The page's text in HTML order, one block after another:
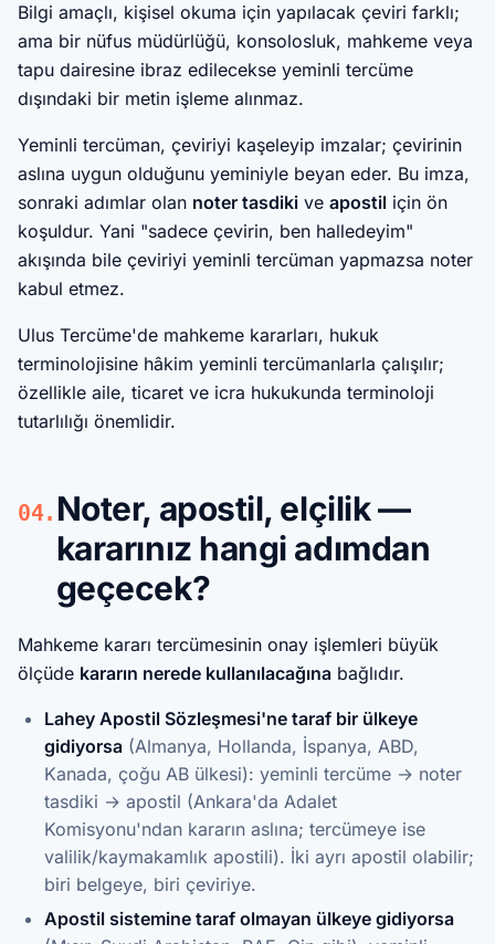
Bilgi amaçlı, kişisel okuma için yapılacak çeviri farklı;
ama bir nüfus müdürlüğü, konsolosluk, mahkeme veya
tapu dairesine ibraz edilecekse yeminli tercüme
dışındaki bir metin işleme alınmaz.
Yeminli tercüman, çeviriyi kaşeleyip imzalar; çevirinin
aslına uygun olduğunu yeminiyle beyan eder. Bu imza,
sonraki adımlar olan noter tasdiki ve apostil için ön
koşuldur. Yani "sadece çevirin, ben halledeyim"
akışında bile çeviriyi yeminli tercüman yapmazsa noter
kabul etmez.
Ulus Tercüme'de mahkeme kararları, hukuk
terminolojisine hâkim yeminli tercümanlarla çalışılır;
özellikle aile, ticaret ve icra hukukunda terminoloji
tutarlılığı önemlidir.
04. Noter, apostil, elçilik —
kararınız hangi adımdan
geçecek?
Mahkeme kararı tercümesinin onay işlemleri büyük
ölçüde kararın nerede kullanılacağına bağlıdır.
Lahey Apostil Sözleşmesi'ne taraf bir ülkeye
gidiyorsa (Almanya, Hollanda, İspanya, ABD,
Kanada, çoğu AB ülkesi): yeminli tercüme → noter
tasdiki → apostil (Ankara'da Adalet
Komisyonu'ndan kararın aslına; tercümeye ise
valilik/kaymakamlık apostili). İki ayrı apostil olabilir;
biri belgeye, biri çeviriye.
Apostil sistemine taraf olmayan ülkeye gidiyorsa